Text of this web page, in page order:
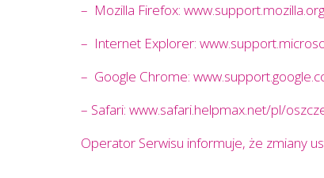
– Mozilla Firefox:​
– Internet Explorer:​
– Google Chrome:
– Safari: www.safari.helpmax.net/pl/
Operator Serwisu informuje, że zmiany